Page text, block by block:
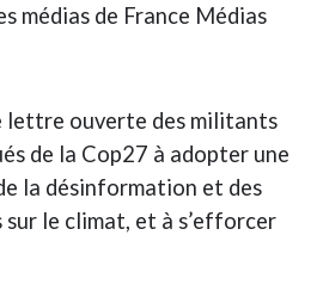
médias de France Médias
lettre ouverte des militants
de la Cop27 à adopter une
la désinformation et des
le climat, et à s’efforcer